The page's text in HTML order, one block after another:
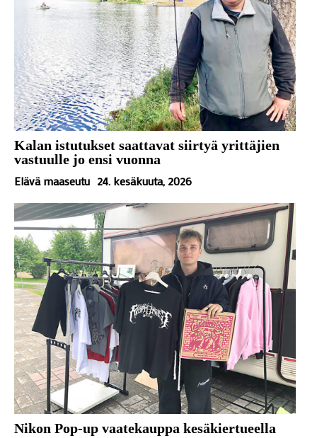
Kalan istutukset saattavat siirtyä yrittäjien
vastuulle jo ensi vuonna
Elävä maaseutu 24. kesäkuuta, 2026
Nikon Pop-up vaatekauppa kesäkiertueella